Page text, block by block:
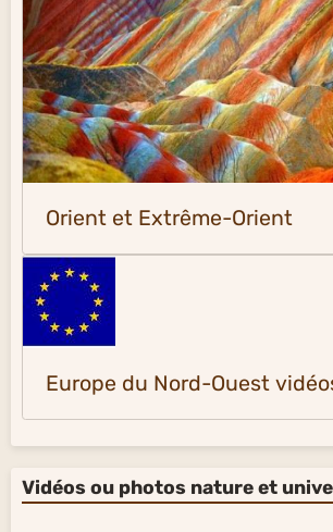
Orient et Extrême-Orient
Europe du Nord-Ouest
Vidéos ou photos nature et